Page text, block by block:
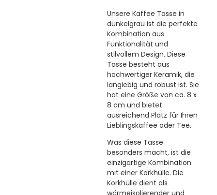
Unsere Kaffee Tasse in
dunkelgrau ist die perfekte
Kombination aus
Funktionalität und
stilvollem Design. Diese
Tasse besteht aus
hochwertiger Keramik, die
langlebig und robust ist. Sie
hat eine Größe von ca. 8 x
8 cm und bietet
ausreichend Platz für Ihren
Lieblingskaffee oder Tee.
Was diese Tasse
besonders macht, ist die
einzigartige Kombination
mit einer Korkhülle. Die
Korkhülle dient als